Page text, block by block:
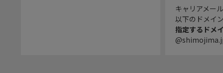
キャリアメー
以下のドメイ
指定するドメ